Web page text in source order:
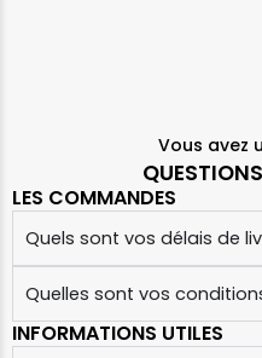
Vous avez
LES COMMANDES
Quels sont vos délais de
Quelles sont vos
INFORMATIONS UTILES